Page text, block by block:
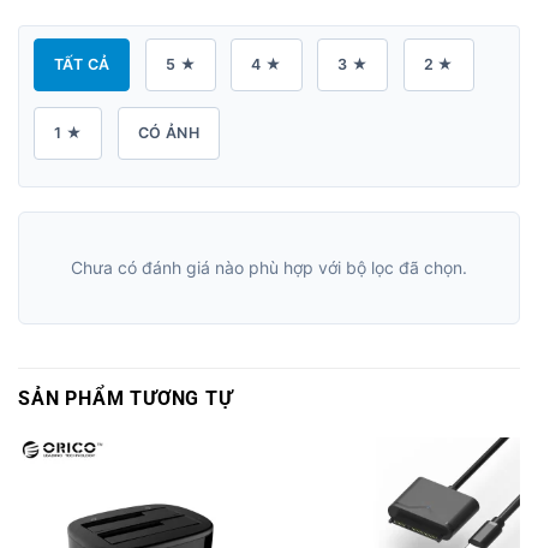
TẤT CẢ 5 ★ 4 ★ 3 ★ 2 ★
1 ★ CÓ ẢNH
Chưa có đánh giá nào phù hợp với bộ lọc đã chọn.
SẢN PHẨM TƯƠNG TỰ